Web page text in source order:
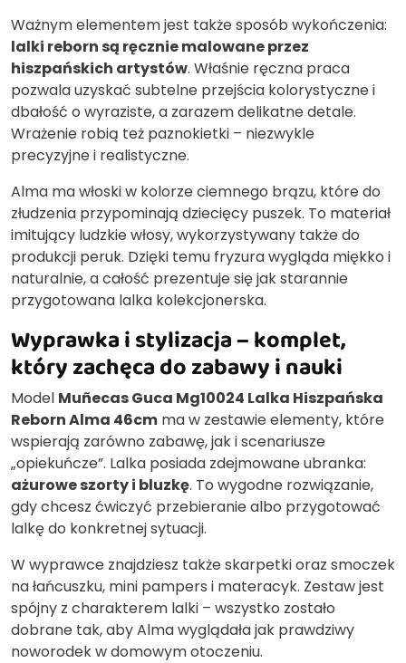
Ważnym elementem jest także sposób wykończenia:
lalki reborn są ręcznie malowane przez
hiszpańskich artystów. Właśnie ręczna praca
pozwala uzyskać subtelne przejścia kolorystyczne i
dbałość o wyraziste, a zarazem delikatne detale.
Wrażenie robią też paznokietki – niezwykle
precyzyjne i realistyczne.
Alma ma włoski w kolorze ciemnego brązu, które do
złudzenia przypominają dziecięcy puszek. To materiał
imitujący ludzkie włosy, wykorzystywany także do
produkcji peruk. Dzięki temu fryzura wygląda miękko i
naturalnie, a całość prezentuje się jak starannie
przygotowana lalka kolekcjonerska.
Wyprawka i stylizacja – komplet,
który zachęca do zabawy i nauki
Model Muñecas Guca Mg10024 Lalka Hiszpańska
Reborn Alma 46cm ma w zestawie elementy, które
wspierają zarówno zabawę, jak i scenariusze
„opiekuńcze”. Lalka posiada zdejmowane ubranka:
ażurowe szorty i bluzkę. To wygodne rozwiązanie,
gdy chcesz ćwiczyć przebieranie albo przygotować
lalkę do konkretnej sytuacji.
W wyprawce znajdziesz także skarpetki oraz smoczek
na łańcuszku, mini pampers i materacyk. Zestaw jest
spójny z charakterem lalki – wszystko zostało
dobrane tak, aby Alma wyglądała jak prawdziwy
noworodek w domowym otoczeniu.